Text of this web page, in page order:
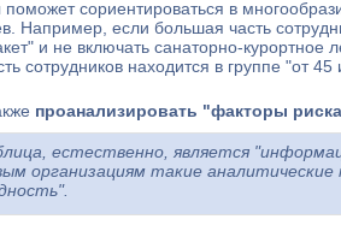
сориентироваться в
Например, если большая часть
и не включать санаторно-курортное
сотрудников находится в группе "от
проанализировать "факторы
естественно, является
организациям такие